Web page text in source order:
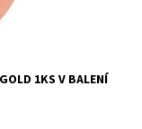
1KS V BALENÍ